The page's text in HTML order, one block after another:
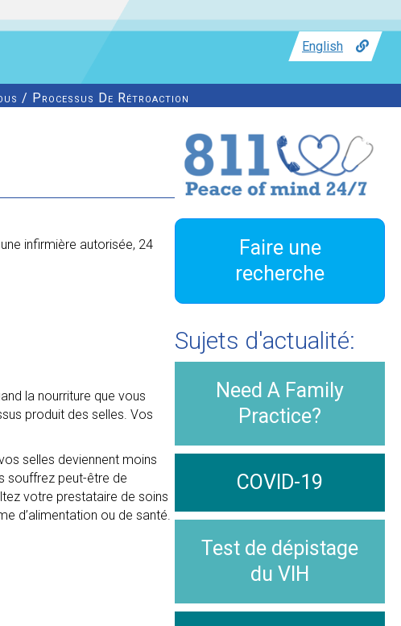
English
/ Processus De Rétroaction
infirmière autorisée, 24
la nourriture que vous
produit des selles. Vos
selles deviennent moins
souffrez peut-être de
votre prestataire de soins
d’alimentation ou de santé.
Faire une
recherche
Sujets d'actualité:
Need A Family
Practice?
COVID-19
Test de dépistage
du VIH